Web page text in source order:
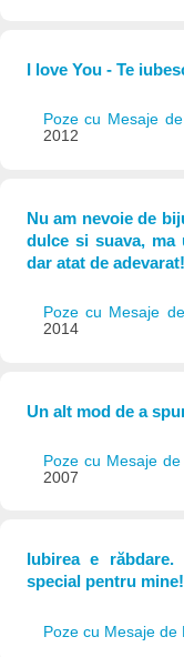
I love You - Te
Poze cu Mesaje
2012
Nu am nevoie de
dulce si suava, ma
dar atat de adevarat!
Poze cu Mesaje
2014
Un alt mod de a
Poze cu Mesaje
2007
Iubirea e
special pentru
Poze cu Mesaje de